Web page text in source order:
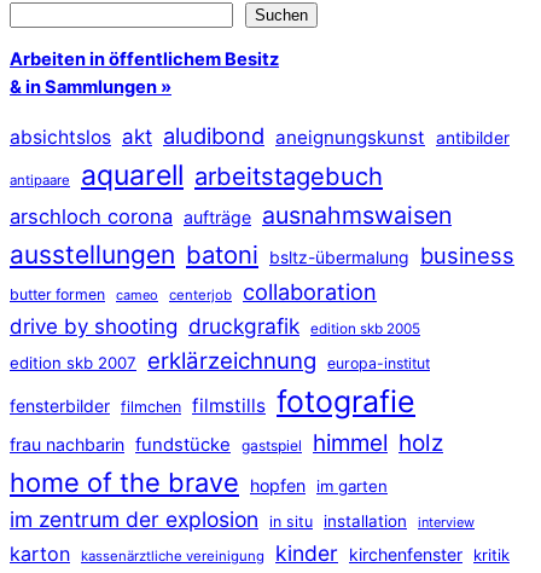
Suchen
Arbeiten in öffentlichem Besitz
& in Sammlungen »
absichtslos akt aludibond aneignungskunst antibilder
antipaare aquarell arbeitstagebuch
arschloch corona aufträge ausnahmswaisen
ausstellungen batoni bsltz-übermalung business
butter formen cameo centerjob collaboration
drive by shooting druckgrafik edition skb 2005
edition skb 2007 erklärzeichnung europa-institut
fensterbilder filmchen filmstills fotografie
frau nachbarin fundstücke gastspiel himmel holz
home of the brave hopfen im garten
im zentrum der explosion in situ installation interview
karton kassenärztliche vereinigung kinder kirchenfenster kritik